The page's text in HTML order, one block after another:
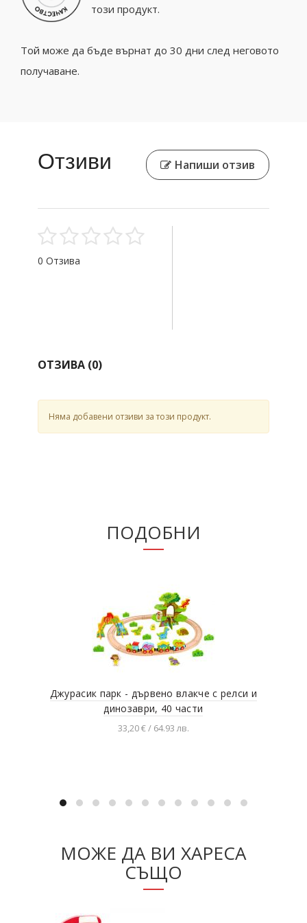
този продукт.
Той може да бъде върнат до 30 дни след неговото
получаване.
Отзиви Напиши отзив
0 Отзива
ОТЗИВА (0)
Няма добавени отзиви за този продукт.
ПОДОБНИ
Джурасик парк - дървено влакче с релси и
динозаври, 40 части
33,20 € / 64.93 лв.
МОЖЕ ДА ВИ ХАРЕСА
СЪЩО